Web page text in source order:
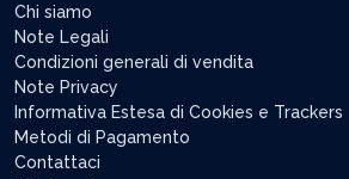
Chi siamo
Note Legali
Condizioni generali di vendita
Note Privacy
Informativa Estesa di Cookies e Trackers
Metodi di Pagamento
Contattaci